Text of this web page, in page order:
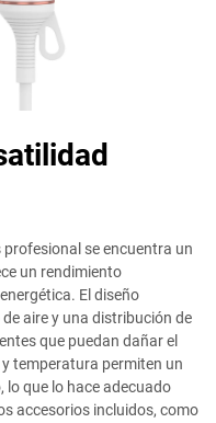
profesional se encuentra un
un rendimiento
El diseño
aire y una distribución de
que puedan dañar el
temperatura permiten un
lo que lo hace adecuado
accesorios incluidos, como